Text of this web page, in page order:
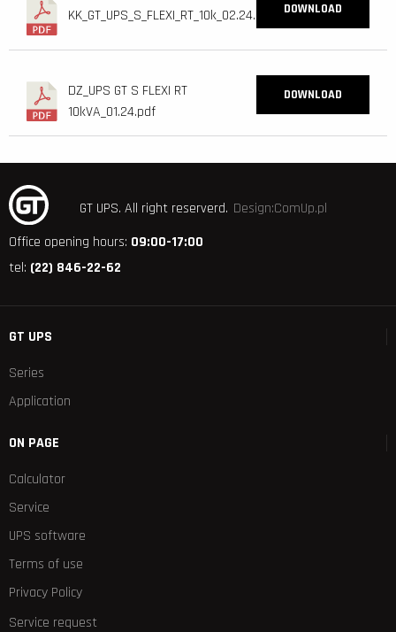
KK_GT_UPS_S_FLEXI_RT_10k_02.24.pdf DOWNLOAD
DZ_UPS GT S FLEXI RT
10kVA_01.24.pdf
DOWNLOAD
GT UPS. All right reserverd. Design:ComUp.pl
Office opening hours: 09:00-17:00
tel: (22) 846-22-62
GT UPS
Series
Application
ON PAGE
Calculator
Service
UPS software
Terms of use
Privacy Policy
Service request